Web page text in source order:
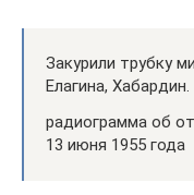
Закурили трубку
Елагина, Хабардин.
радиограмма об
13 июня 1955 года